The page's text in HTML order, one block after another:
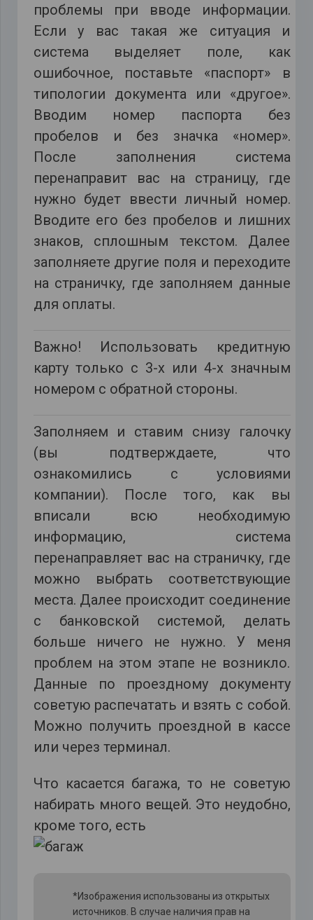
проблемы при вводе информации.
Если у вас такая же ситуация и
система выделяет поле, как
ошибочное, поставьте «паспорт» в
типологии документа или «другое».
Вводим номер паспорта без
пробелов и без значка «номер».
После заполнения система
перенаправит вас на страницу, где
нужно будет ввести личный номер.
Вводите его без пробелов и лишних
знаков, сплошным текстом. Далее
заполняете другие поля и переходите
на страничку, где заполняем данные
для оплаты.
Важно! Использовать кредитную
карту только с 3-х или 4-х значным
номером с обратной стороны.
Заполняем и ставим снизу галочку
(вы подтверждаете, что
ознакомились с условиями
компании). После того, как вы
вписали всю необходимую
информацию, система
перенаправляет вас на страничку, где
можно выбрать соответствующие
места. Далее происходит соединение
с банковской системой, делать
больше ничего не нужно. У меня
проблем на этом этапе не возникло.
Данные по проездному документу
советую распечатать и взять с собой.
Можно получить проездной в кассе
или через терминал.
Что касается багажа, то не советую
набирать много вещей. Это неудобно,
кроме того, есть
*Изображения использованы из открытых
источников. В случае наличия прав на